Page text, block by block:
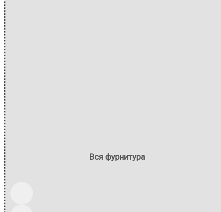
Вся фурнитура